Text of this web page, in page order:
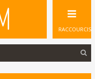
RACCOURCIS